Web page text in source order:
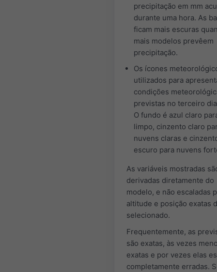
precipitação em mm
durante uma hora. As
ficam mais escuras
mais modelos prevêem
precipitação.
Os ícones
utilizados para
condições
previstas no terceiro
O fundo é azul claro
limpo, cinzento claro
nuvens claras e
escuro para nuvens
As variáveis mostradas
derivadas diretamente do
modelo, e não escaladas
altitude e posição exatas
selecionado.
Frequentemente, as
são exatas, às vezes
exatas e por vezes elas
completamente erradas.